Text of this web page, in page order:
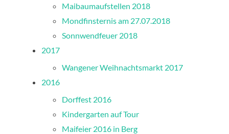
Maibaumaufstellen 2018
Mondfinsternis am 27.07.2018
Sonnwendfeuer 2018
2017
Wangener Weihnachtsmarkt 2017
2016
Dorffest 2016
Kindergarten auf Tour
Maifeier 2016 in Berg